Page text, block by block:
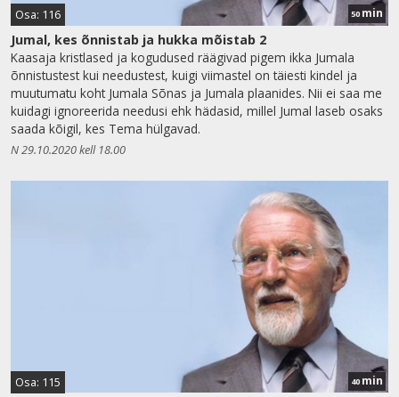
Osa: 116 50 min
Jumal, kes õnnistab ja hukka mõistab 2
Kaasaja kristlased ja kogudused räägivad pigem ikka Jumala
õnnistustest kui needustest, kuigi viimastel on täiesti kindel ja
muutumatu koht Jumala Sõnas ja Jumala plaanides. Nii ei saa me
kuidagi ignoreerida needusi ehk hädasid, millel Jumal laseb osaks
saada kõigil, kes Tema hülgavad.
N 29.10.2020 kell 18.00
Osa: 115 40 min